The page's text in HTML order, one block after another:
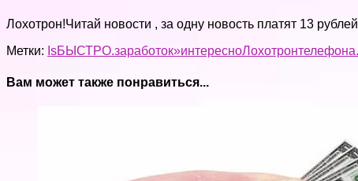
Лохотрон!Читай новости , за одну новость платят 13
Метки: sБЫСТРО.заработок»интересноЛохотронтелефона.
Вам может также понравиться...